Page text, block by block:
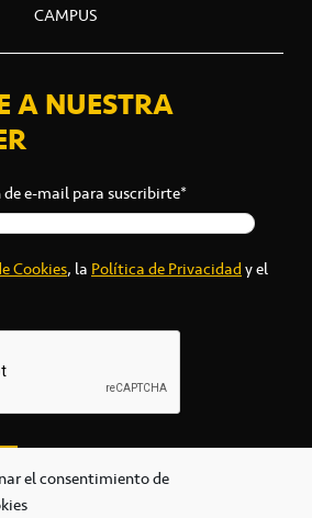
el consentimiento de
CAMPUS
A NUESTRA
e-mail para suscribirte*
Cookies, laPolítica de Privacidady el